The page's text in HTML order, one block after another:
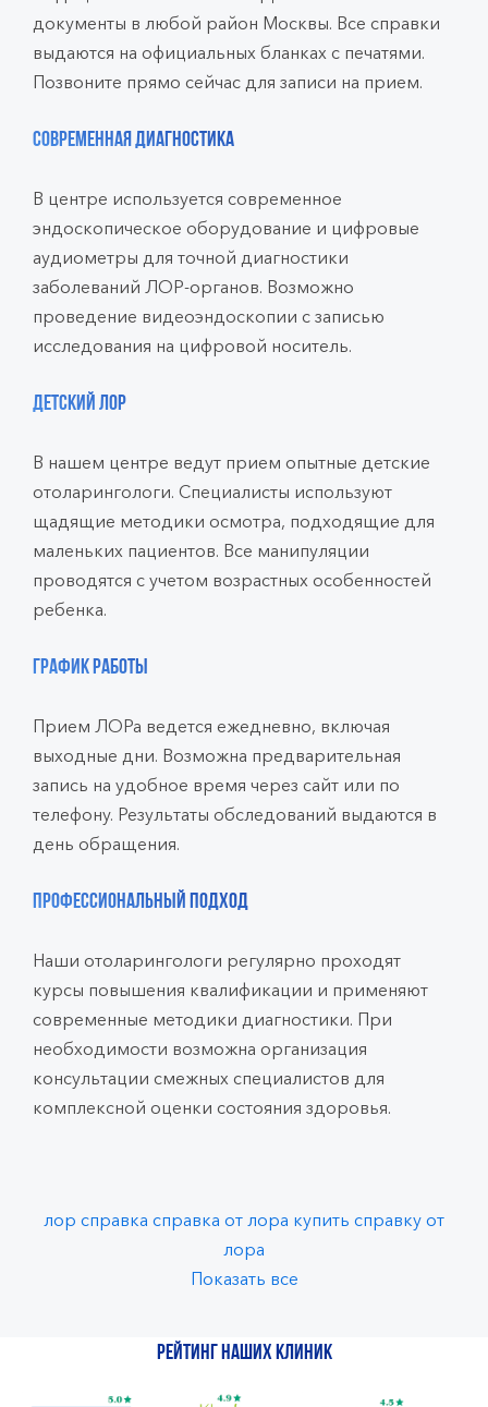
документы в любой район Москвы. Все справки
выдаются на официальных бланках с печатями.
Позвоните прямо сейчас для записи на прием.
Современная диагностика
В центре используется современное
эндоскопическое оборудование и цифровые
аудиометры для точной диагностики
заболеваний ЛОР-органов. Возможно
проведение видеоэндоскопии с записью
исследования на цифровой носитель.
Детский ЛОР
В нашем центре ведут прием опытные детские
отоларингологи. Специалисты используют
щадящие методики осмотра, подходящие для
маленьких пациентов. Все манипуляции
проводятся с учетом возрастных особенностей
ребенка.
График работы
Прием ЛОРа ведется ежедневно, включая
выходные дни. Возможна предварительная
запись на удобное время через сайт или по
телефону. Результаты обследований выдаются в
день обращения.
Профессиональный подход
Наши отоларингологи регулярно проходят
курсы повышения квалификации и применяют
современные методики диагностики. При
необходимости возможна организация
консультации смежных специалистов для
комплексной оценки состояния здоровья.
лор справка справка от лора купить справку от
лора
Показать все
Рейтинг наших клиник